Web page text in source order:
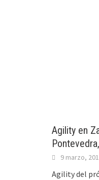
Agility en
9 marzo,
Agility del